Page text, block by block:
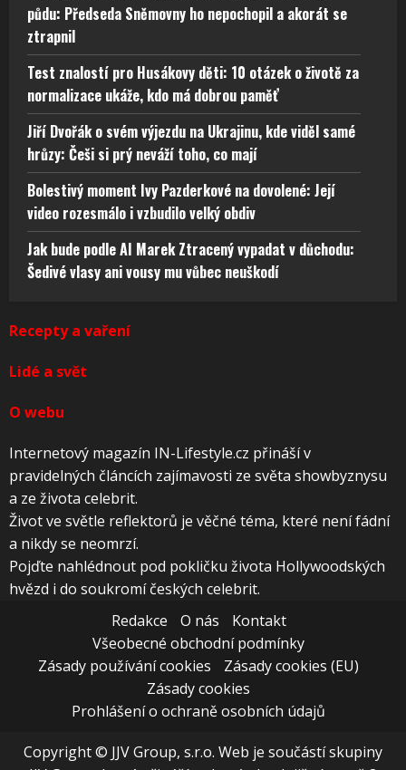
půdu: Předseda Sněmovny ho nepochopil a akorát se
ztrapnil
Test znalostí pro Husákovy děti: 10 otázek o životě za
normalizace ukáže, kdo má dobrou paměť
Jiří Dvořák o svém výjezdu na Ukrajinu, kde viděl samé
hrůzy: Češi si prý neváží toho, co mají
Bolestivý moment Ivy Pazderkové na dovolené: Její
video rozesmálo i vzbudilo velký obdiv
Jak bude podle AI Marek Ztracený vypadat v důchodu:
Šedivé vlasy ani vousy mu vůbec neuškodí
Recepty a vaření
Lidé a svět
O webu
Internetový magazín IN-Lifestyle.cz přináší v
pravidelných článcích zajímavosti ze světa showbyznysu
a ze života celebrit.
Život ve světle reflektorů je věčné téma, které není fádní
a nikdy se neomrzí.
Pojďte nahlédnout pod pokličku života Hollywoodských
hvězd i do soukromí českých celebrit.
Redakce
O nás
Kontakt
Všeobecné obchodní podmínky
Zásady používání cookies
Zásady cookies (EU)
Zásady cookies
Prohlášení o ochraně osobních údajů
Copyright © JJV Group, s.r.o. Web je součástí skupiny